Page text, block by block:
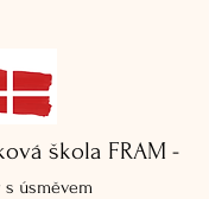
škola FRAM -
s úsměvem